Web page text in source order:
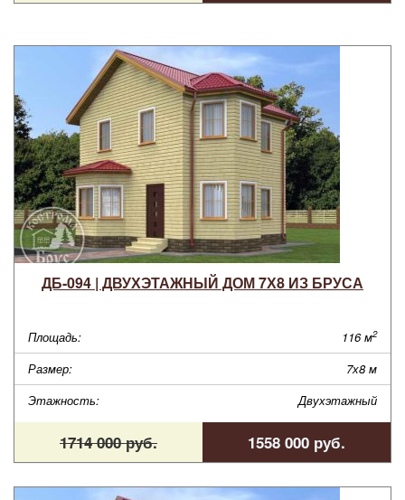
ДБ-094 | ДВУХЭТАЖНЫЙ ДОМ 7Х8 ИЗ БРУСА
Площадь: 116 м2
Размер:
7х8 м
Этажность:
Двухэтажный
1714 000 руб. 1558 000 руб.